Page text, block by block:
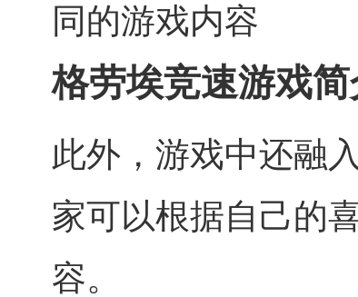
同的游戏内容
格劳埃竞速游戏
此外，游戏中还融
家可以根据自己的
容。